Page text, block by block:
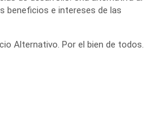
beneficios e intereses de las
Alternativo. Por el bien de todos.